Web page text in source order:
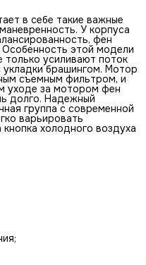
в себе такие важные
У корпуса
фен
этой модели
усиливают поток
укладки брашингом. Мотор
съемным фильтром, и
уходе за мотором фен
долго. Надежный
группа с современной
варьировать
холодного воздуха